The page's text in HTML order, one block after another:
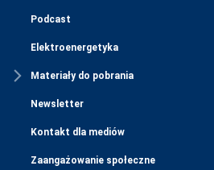
Podcast
Elektroenergetyka
Materiały do pobrania
Newsletter
Kontakt dla mediów
Zaangażowanie społeczne